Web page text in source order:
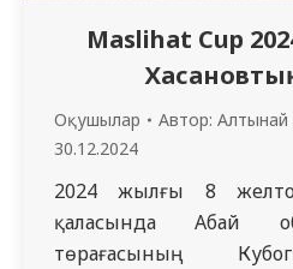
Maslihat Cup
Оқушылар Автор: Алтынай
30.12.2024
2024 жылғы 8
қаласында Абай
төрағасының